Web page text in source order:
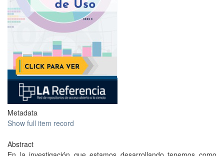
Metadata
Show full item record
Abstract